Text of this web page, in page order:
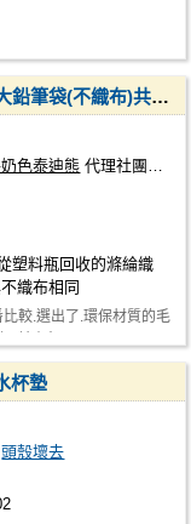
黑子的籃球 奇跡世代 青黃 黃黑 厚毛氈布 大鉛筆袋(不織布)共三款 印量調查
色泰迪熊 代理社團：
塑料瓶回收的滌綸織
織布相同
較.選出了.環保材質的毛
杯墊
頭殼壞去